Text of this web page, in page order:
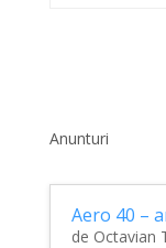
Anunturi
Aero 40 –
de Octavian